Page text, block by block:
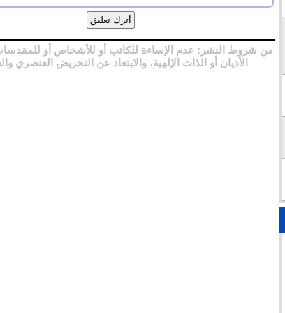
من شروط النشر: عدم الإساءة للكاتب أو للأشخاص أو
الأديان أو الذات الإلهية، والابتعاد عن التحريض العنصري